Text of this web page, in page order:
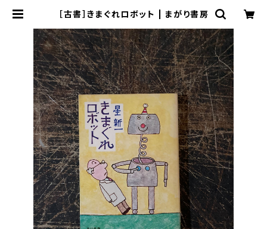
［古書］きまぐれロボット | まがり書房